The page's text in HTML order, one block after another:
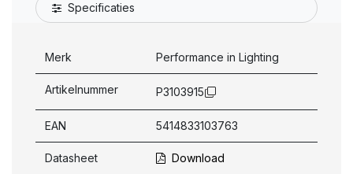
Specificaties
Merk Performance in Lighting
Artikelnummer P3103915
EAN 5414833103763
Datasheet Download